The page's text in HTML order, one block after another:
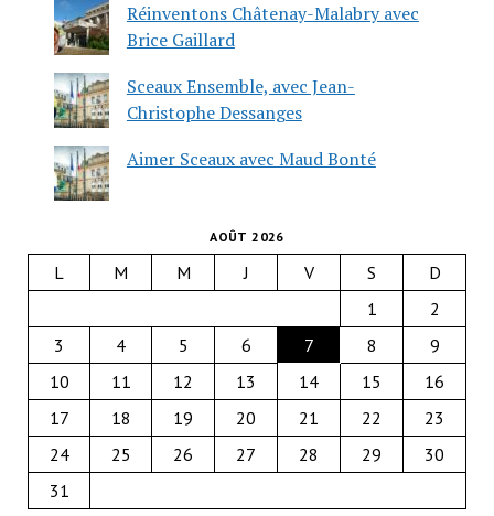
Réinventons Châtenay-Malabry avec
Brice Gaillard
Sceaux Ensemble, avec Jean-
Christophe Dessanges
Aimer Sceaux avec Maud Bonté
AOÛT 2026
L M M J V S
D
1
2
3
4 5 6 7 8
9
10
11 12 13 14 15
16
17
18 19 20 21 22
23
24
25 26 27 28 29
30
31